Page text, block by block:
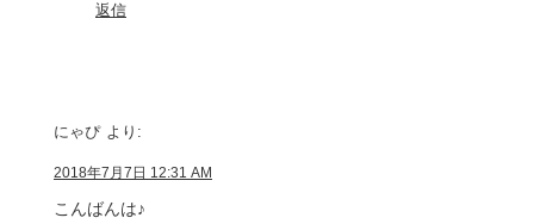
返信
にゃぴ より:
2018年7月7日 12:31 AM
こんばんは♪